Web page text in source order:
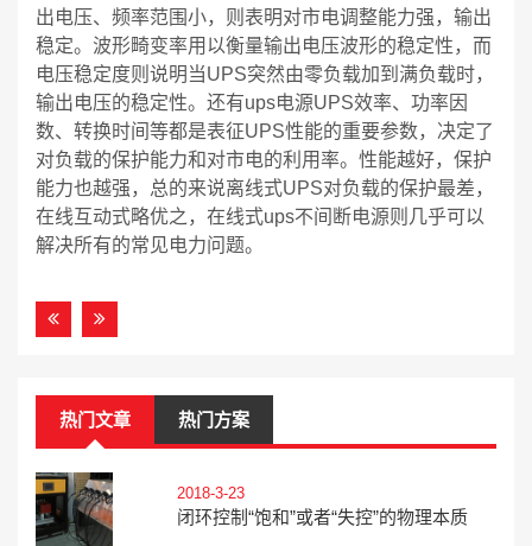
出电压、频率范围小，则表明对市电调整能力强，输出
稳定。波形畸变率用以衡量输出电压波形的稳定性，而
电压稳定度则说明当UPS突然由零负载加到满负载时，
输出电压的稳定性。还有ups电源UPS效率、功率因
数、转换时间等都是表征UPS性能的重要参数，决定了
对负载的保护能力和对市电的利用率。性能越好，保护
能力也越强，总的来说离线式UPS对负载的保护最差，
在线互动式略优之，在线式ups不间断电源则几乎可以
解决所有的常见电力问题。
热门文章 热门方案
2018-3-23
闭环控制“饱和”或者“失控”的物理本质